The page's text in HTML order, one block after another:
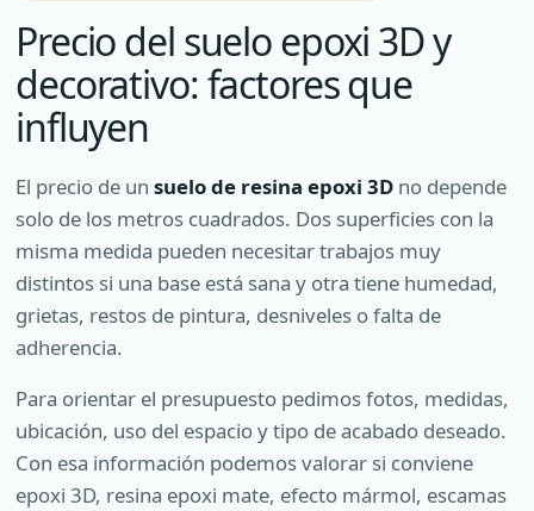
Precio del suelo epoxi 3D y
decorativo: factores que
influyen
El precio de un suelo de resina epoxi 3D no depende
solo de los metros cuadrados. Dos superficies con la
misma medida pueden necesitar trabajos muy
distintos si una base está sana y otra tiene humedad,
grietas, restos de pintura, desniveles o falta de
adherencia.
Para orientar el presupuesto pedimos fotos, medidas,
ubicación, uso del espacio y tipo de acabado deseado.
Con esa información podemos valorar si conviene
epoxi 3D, resina epoxi mate, efecto mármol, escamas